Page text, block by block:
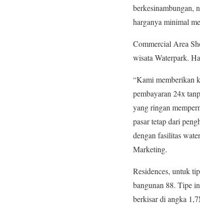
berkesinambungan,
harganya minimal
Commercial Area
wisata Waterpark.
“Kami memberikan
pembayaran 24x
yang ringan
pasar tetap dari
dengan fasilitas
Marketing.
Residences, untuk
bangunan 88. Tipe
berkisar di angka